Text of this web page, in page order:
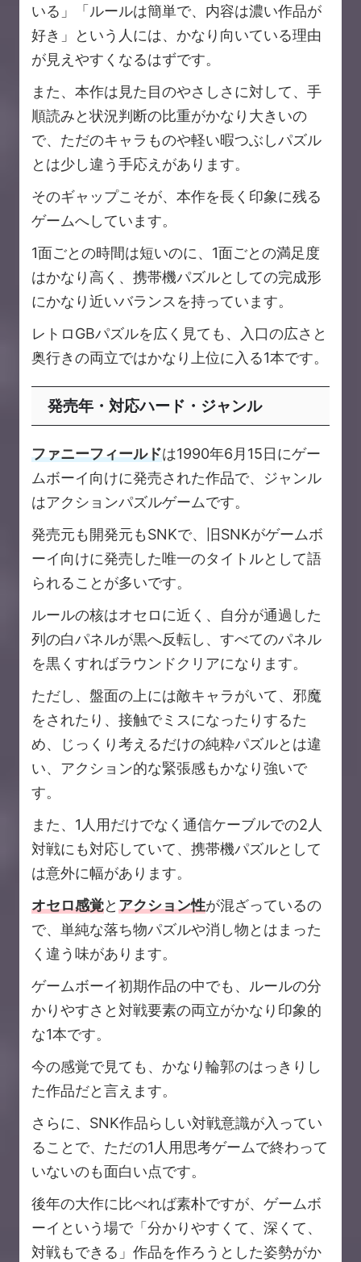
いる」「ルールは簡単で、内容は濃い作品が
好き」という人には、かなり向いている理由
が見えやすくなるはずです。
また、本作は見た目のやさしさに対して、手
順読みと状況判断の比重がかなり大きいの
で、ただのキャラものや軽い暇つぶしパズル
とは少し違う手応えがあります。
そのギャップこそが、本作を長く印象に残る
ゲームへしています。
1面ごとの時間は短いのに、1面ごとの満足度
はかなり高く、携帯機パズルとしての完成形
にかなり近いバランスを持っています。
レトロGBパズルを広く見ても、入口の広さと
奥行きの両立ではかなり上位に入る1本です。
発売年・対応ハード・ジャンル
ファニーフィールドは1990年6月15日にゲー
ムボーイ向けに発売された作品で、ジャンル
はアクションパズルゲームです。
発売元も開発元もSNKで、旧SNKがゲームボ
ーイ向けに発売した唯一のタイトルとして語
られることが多いです。
ルールの核はオセロに近く、自分が通過した
列の白パネルが黒へ反転し、すべてのパネル
を黒くすればラウンドクリアになります。
ただし、盤面の上には敵キャラがいて、邪魔
をされたり、接触でミスになったりするた
め、じっくり考えるだけの純粋パズルとは違
い、アクション的な緊張感もかなり強いで
す。
また、1人用だけでなく通信ケーブルでの2人
対戦にも対応していて、携帯機パズルとして
は意外に幅があります。
オセロ感覚とアクション性が混ざっているの
で、単純な落ち物パズルや消し物とはまった
く違う味があります。
ゲームボーイ初期作品の中でも、ルールの分
かりやすさと対戦要素の両立がかなり印象的
な1本です。
今の感覚で見ても、かなり輪郭のはっきりし
た作品だと言えます。
さらに、SNK作品らしい対戦意識が入ってい
ることで、ただの1人用思考ゲームで終わって
いないのも面白い点です。
後年の大作に比べれば素朴ですが、ゲームボ
ーイという場で「分かりやすくて、深くて、
対戦もできる」作品を作ろうとした姿勢がか